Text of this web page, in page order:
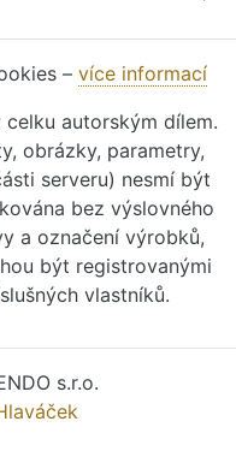
– více informací
autorským dílem.
obrázky, parametry,
serveru) nesmí být
bez výslovného
a označení výrobků,
být registrovanými
vlastníků.
s.r.o.